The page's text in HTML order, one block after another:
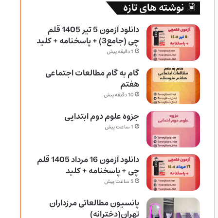
نوشته های تازه
دانلود آزمون 5 تیر 1405 قلم
چی (جامع3) + پاسخنامه + کلید
1 دقیقه پیش
گام به گام مطالعات اجتماعی
هفتم
10 دقیقه پیش
جزوه علوم دوم ابتدایی
1 ساعت پیش
دانلود آزمون 16 مرداد 1405 قلم
چی + پاسخنامه + کلید
5 ساعت پیش
پانسیون مطالعاتی مرزداران
تهران(دخترانه)